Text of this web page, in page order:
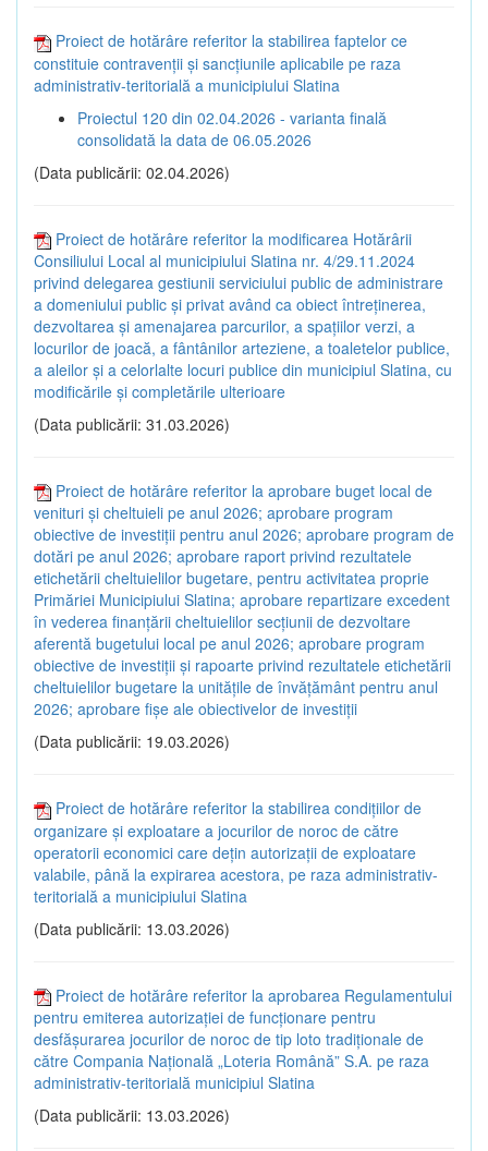
Proiect de hotărâre referitor la stabilirea faptelor ce
constituie contravenții și sancțiunile aplicabile pe raza
administrativ-teritorială a municipiului Slatina
Proiectul 120 din 02.04.2026 - varianta finală
consolidată la data de 06.05.2026
(Data publicării: 02.04.2026)
Proiect de hotărâre referitor la modificarea Hotărârii
Consiliului Local al municipiului Slatina nr. 4/29.11.2024
privind delegarea gestiunii serviciului public de administrare
a domeniului public și privat având ca obiect întreținerea,
dezvoltarea și amenajarea parcurilor, a spațiilor verzi, a
locurilor de joacă, a fântânilor arteziene, a toaletelor publice,
a aleilor și a celorlalte locuri publice din municipiul Slatina, cu
modificările și completările ulterioare
(Data publicării: 31.03.2026)
Proiect de hotărâre referitor la aprobare buget local de
venituri și cheltuieli pe anul 2026; aprobare program
obiective de investiții pentru anul 2026; aprobare program de
dotări pe anul 2026; aprobare raport privind rezultatele
etichetării cheltuielilor bugetare, pentru activitatea proprie
Primăriei Municipiului Slatina; aprobare repartizare excedent
în vederea finanțării cheltuielilor secțiunii de dezvoltare
aferentă bugetului local pe anul 2026; aprobare program
obiective de investiții și rapoarte privind rezultatele etichetării
cheltuielilor bugetare la unitățile de învățământ pentru anul
2026; aprobare fișe ale obiectivelor de investiții
(Data publicării: 19.03.2026)
Proiect de hotărâre referitor la stabilirea condițiilor de
organizare și exploatare a jocurilor de noroc de către
operatorii economici care dețin autorizații de exploatare
valabile, până la expirarea acestora, pe raza administrativ-
teritorială a municipiului Slatina
(Data publicării: 13.03.2026)
Proiect de hotărâre referitor la aprobarea Regulamentului
pentru emiterea autorizației de funcționare pentru
desfășurarea jocurilor de noroc de tip loto tradiționale de
către Compania Națională „Loteria Română” S.A. pe raza
administrativ-teritorială municipiul Slatina
(Data publicării: 13.03.2026)